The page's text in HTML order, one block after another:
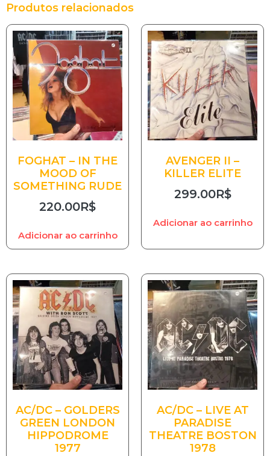
Produtos relacionados
FOGHAT – IN THE
MOOD OF
SOMETHING RUDE
220.00R$
Adicionar ao carrinho
AVENGER II –
KILLER ELITE
299.00R$
Adicionar ao carrinho
AC/DC – GOLDERS
GREEN LONDON
HIPPODROME
1977
AC/DC – LIVE AT
PARADISE
THEATRE BOSTON
1978